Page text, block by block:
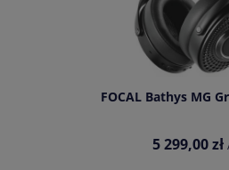
FOCAL Bathys MG
5 299,00 zł